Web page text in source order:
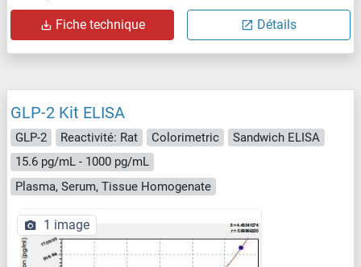
Fiche technique Détails
GLP-2 Kit ELISA
GLP-2 Reactivité: Rat Colorimetric
Sandwich ELISA
15.6 pg/mL - 1000 pg/mL
Plasma, Serum, Tissue Homogenate
1 image